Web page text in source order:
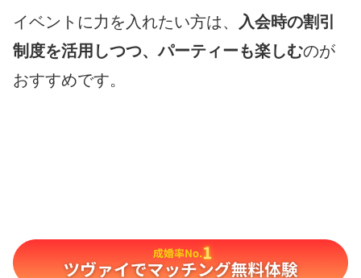
イベントに力を入れたい方は、
入会時の割引
制度を活用しつつ、パーティーも楽しむのが
おすすめです。